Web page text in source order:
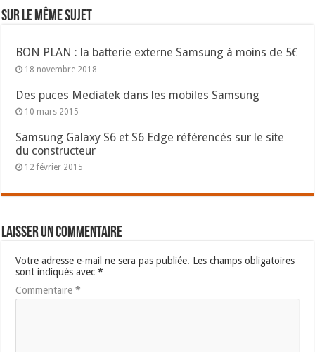
Sur le même sujet
BON PLAN : la batterie externe Samsung à moins de 5€
18 novembre 2018
Des puces Mediatek dans les mobiles Samsung
10 mars 2015
Samsung Galaxy S6 et S6 Edge référencés sur le site
du constructeur
12 février 2015
Laisser un commentaire
Votre adresse e-mail ne sera pas publiée. Les champs obligatoires
sont indiqués avec*
Commentaire*